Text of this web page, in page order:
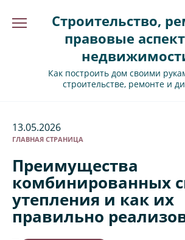
Строительство,
правовые
Как построить дом своими
строительстве, ремонте и
13.05.2026
ГЛАВНАЯ СТРАНИЦА
Преимущества
комбинированных
утепления и как их
правильно